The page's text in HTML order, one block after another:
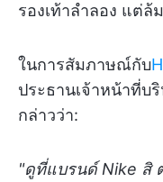
รองเท้าลำลอง แต่ล้
ในการสัมภาษณ์กับ
ประธานเจ้าหน้าที่บ
กล่าวว่า:
"ดูที่แบรนด์ Nike สิ